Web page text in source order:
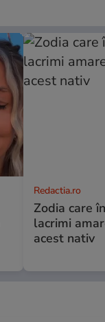
Redactia.ro
Zodia care
lacrimi
acest nativ